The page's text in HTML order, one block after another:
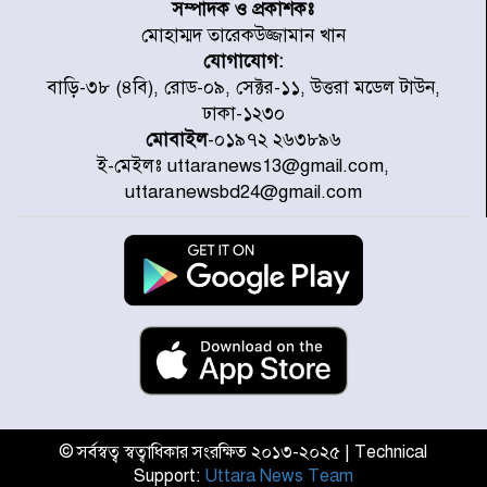
পরিষ্কার-পরিচ্ছন্নতা অভিযান
ডিএমপির অভিযানে ২৪ ঘণ্টায় গ্রেপ্তার
৫০৪, উদ্ধার মাদক-অস্ত্র
সন্দ্বীপের চরে বিপদে পড়া কচ্ছপ উদ্ধার
সাগরে অবমুক্ত
মাতারবাড়ী পৌঁছে নির্ধারিত কর্মসূচিতে
যোগ দিয়েছেন প্রধানমন্ত্রী
জাতীয় সাংবাদিক সংস্থার পিরোজপুর
জেলা কমিটি অনুমোদন
গণঅভ্যুত্থানের তথ্য বিশ্বমিডিয়ায় পৌঁছে
সম্পাদক ও প্রকাশকঃ
মোহাম্মদ তারেকউজ্জামান খান
যোগাযোগ:
বাড়ি-৩৮ (৪বি), রোড-০৯, সেক্টর-১১, উত্তরা মডেল টাউন,
ঢাকা-১২৩০
মোবাইল-০১৯৭২ ২৬৩৮৯৬
ই-মেইলঃ uttaranews13@gmail.com,
uttaranewsbd24@gmail.com
© সর্বস্বত্ব স্বত্বাধিকার সংরক্ষিত ২০১৩-২০২৫ | Technical
Support: Uttara News Team